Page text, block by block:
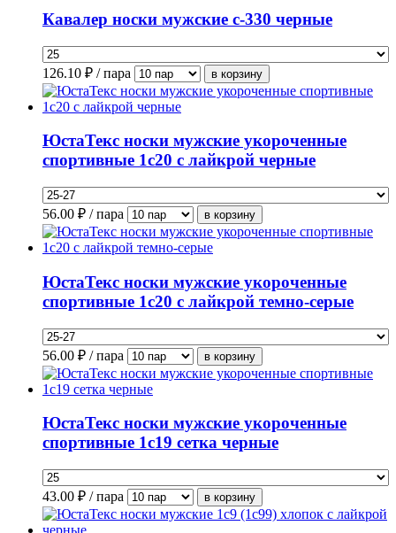
Кавалер носки мужские с-330 черные
126.10 ₽ / пара
ЮстаТекс носки мужские укороченные
спортивные 1с20 с лайкрой черные
56.00 ₽ / пара
ЮстаТекс носки мужские укороченные
спортивные 1с20 с лайкрой темно-серые
56.00 ₽ / пара
ЮстаТекс носки мужские укороченные
спортивные 1с19 сетка черные
43.00 ₽ / пара